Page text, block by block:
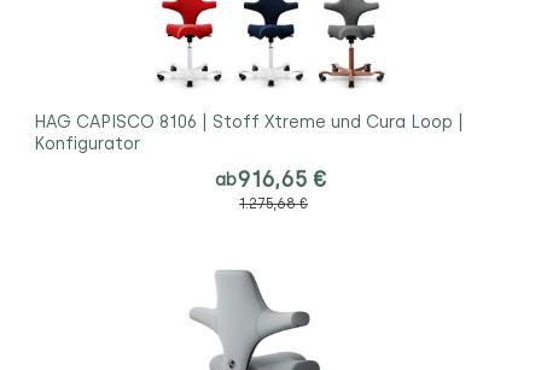
HAG CAPISCO 8106 | Stoff Xtreme und Cura Loop |
Konfigurator
ab916,65 €
1.275,68 €